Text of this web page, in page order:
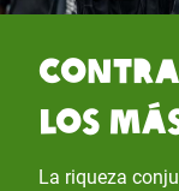
los
La riqueza